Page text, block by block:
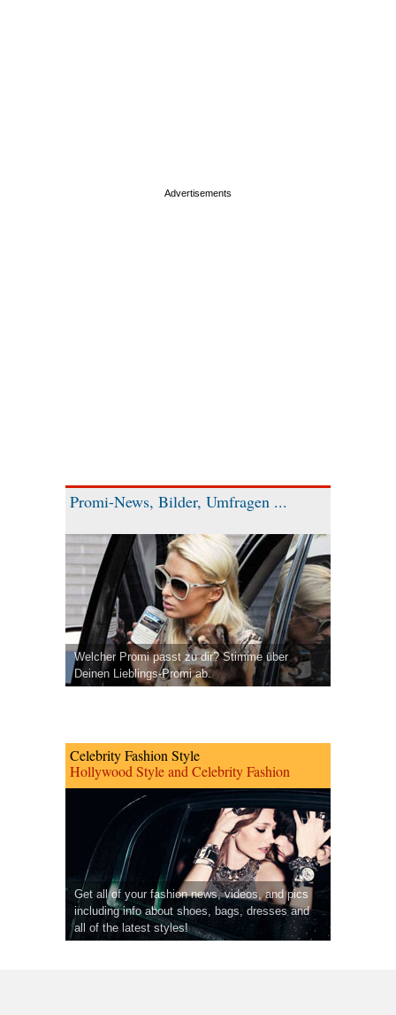
Promi-News, Bilder, Umfragen ...
Welcher Promi passt zu dir? Stimme über
Deinen Lieblings-Promi ab.
Celebrity Fashion Style
Hollywood Style and Celebrity Fashion
Get all of your fashion news, videos, and pics
including info about shoes, bags, dresses and
all of the latest styles!